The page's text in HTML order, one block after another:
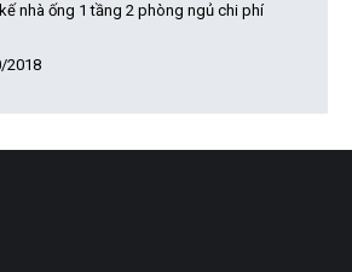
nhà ống 1 tầng 2 phòng ngủ chi phí
2018